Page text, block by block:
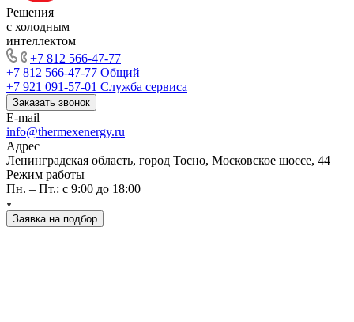
Решения
с холодным
интеллектом
+7 812 566-47-77
+7 812 566-47-77 Общий
+7 921 091-57-01 Служба сервиса
Заказать звонок
E-mail
info@thermexenergy.ru
Адрес
Ленинградская область, город Тосно, Московское шоссе, 44
Режим работы
Пн. – Пт.: с 9:00 до 18:00
Заявка на подбор